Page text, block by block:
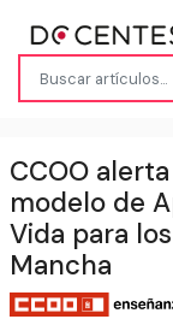
CCOO
modelo de
Vida para
Mancha